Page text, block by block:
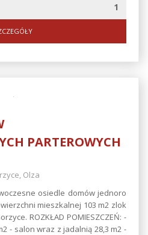
1
PARTEROWYCH
Olza
osiedle domów jednoro
mieszkalnej 103 m2 zlok
ROZKŁAD POMIESZCZEŃ: -
- salon wraz z jadalnią 28,3 m2 -